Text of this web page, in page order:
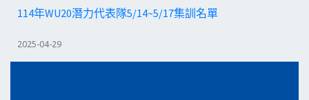
114年WU20潛力代表隊5/14~5/17集訓名單
2025-04-29